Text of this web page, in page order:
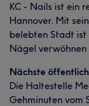
KC - Nails ist ein
Hannover. Mit
belebten Stadt
Nägel verwöhnen
Nächste
Die Haltestelle
Gehminuten vom